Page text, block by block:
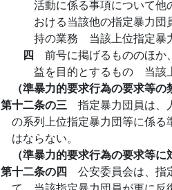
活動に係る事項について
おける当該他の指定暴力
持の業務 当該上位指定暴
四 前号に掲げるもののほか
益を目的とするもの 当該
（準暴力的要求行為の要求等の
第十二条の三 指定暴力団員は、
の系列上位指定暴力団等に係
はならない。
（準暴力的要求行為の要求等に
第十二条の四 公安委員会は、指